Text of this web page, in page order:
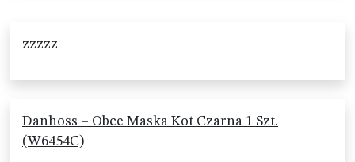
zzzzz
Danhoss – Obce Maska Kot Czarna 1 Szt.
(W6454C)